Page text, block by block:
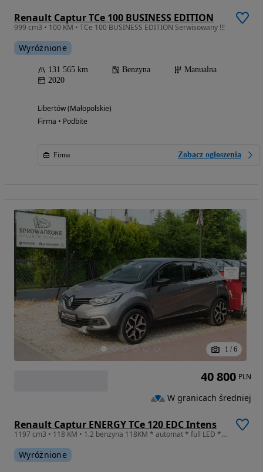
Renault Captur TCe 100 BUSINESS EDITION
999 cm3 • 100 KM • TCe 100 BUSINESS EDITION Serwisowany !!!
Wyróżnione
131 565 km Benzyna
Manualna
2020
Libertów (Małopolskie)
Firma • Podbite
Firma Zobacz ogłoszenia
1 / 6
Renault Captur ENERGY TCe 120 EDC Intens
1197 cm3 • 118 KM • 1.2 benzyna 118KM * automat * full LED * navi * keyless * PDC * hak
Wyróżnione
40 800 PLN
W granicach średniej